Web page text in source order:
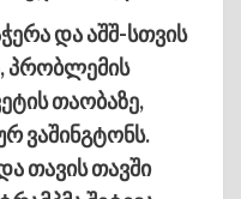
და აშშ-სთვის
პრობლემის
თაობაზე,
ვაშინგტონს.
თავის თავში